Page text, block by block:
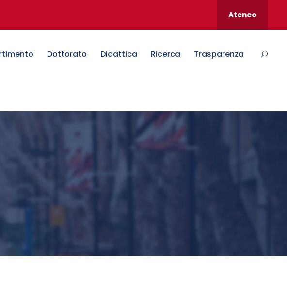
Ateneo
Dottorato Didattica Ricerca Trasparenza